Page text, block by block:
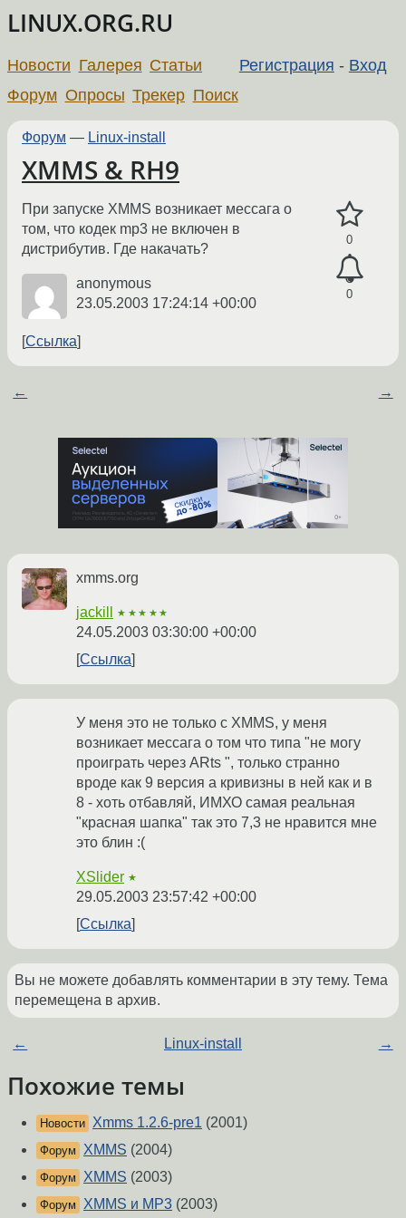
LINUX.ORG.RU
Регистрация - Вход
Новости Галерея Статьи
Форум Опросы Трекер Поиск
Форум — Linux-install
XMMS & RH9
0
0
При запуске XMMS возникает мессага о
том, что кодек mp3 не включен в
дистрибутив. Где накачать?
anonymous
23.05.2003 17:24:14 +00:00
Ссылка
← →
xmms.org
jackill ★★★★★
24.05.2003 03:30:00 +00:00
Ссылка
У меня это не только с XMMS, у меня
возникает мессага о том что типа "не могу
проиграть через ARts ", только странно
вроде как 9 версия а кривизны в ней как и в
8 - хоть отбавляй, ИМХО самая реальная
"красная шапка" так это 7,3 не нравится мне
это блин :(
XSlider ★
29.05.2003 23:57:42 +00:00
Ссылка
Вы не можете добавлять комментарии в эту тему. Тема
перемещена в архив.
← Linux-install →
Похожие темы
Новости Xmms 1.2.6-pre1 (2001)
Форум XMMS (2004)
Форум XMMS (2003)
Форум XMMS и MP3 (2003)